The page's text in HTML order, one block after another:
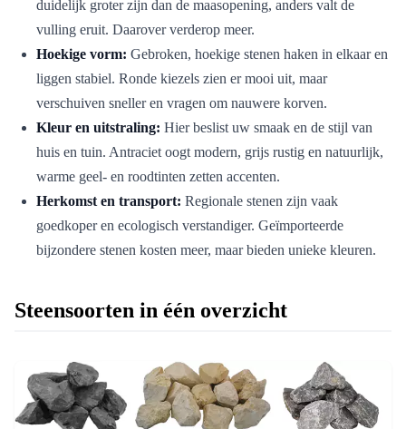
duidelijk groter zijn dan de maasopening, anders valt de
vulling eruit. Daarover verderop meer.
Hoekige vorm: Gebroken, hoekige stenen haken in elkaar en
liggen stabiel. Ronde kiezels zien er mooi uit, maar
verschuiven sneller en vragen om nauwere korven.
Kleur en uitstraling: Hier beslist uw smaak en de stijl van
huis en tuin. Antraciet oogt modern, grijs rustig en natuurlijk,
warme geel- en roodtinten zetten accenten.
Herkomst en transport: Regionale stenen zijn vaak
goedkoper en ecologisch verstandiger. Geïmporteerde
bijzondere stenen kosten meer, maar bieden unieke kleuren.
Steensoorten in één overzicht